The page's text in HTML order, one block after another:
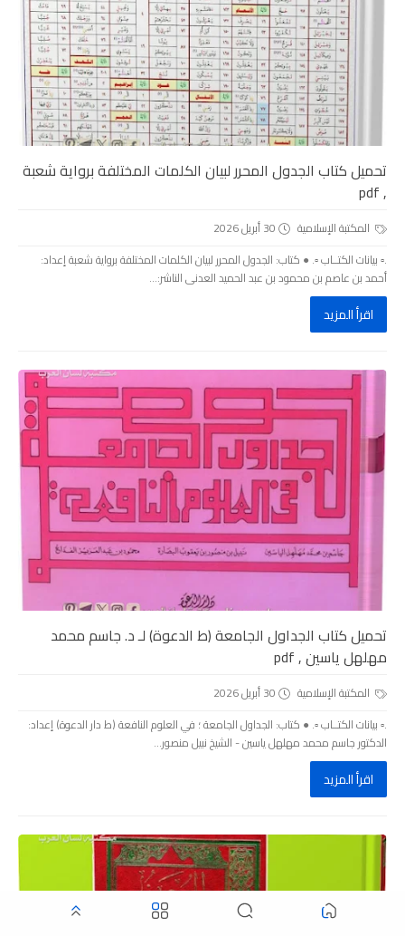
تحميل كتاب الجدول المحرر لبيان الكلمات المختلفة برواية شعبة
, pdf
المكتبة الإسلامية
30 أبريل 2026
.▫️ بيانات الكتــاب ▫️. ● كتاب: الجدول المحرر لبيان الكلمات المختلفة برواية شعبة إعداد:
أحمد بن عاصم بن محمود بن عبد الحميد العدنى الناشر:...
اقرأ المزيد
تحميل كتاب الجداول الجامعة (ط الدعوة) لـ د. جاسم محمد
مهلهل ياسين , pdf
المكتبة الإسلامية
30 أبريل 2026
.▫️ بيانات الكتــاب ▫️. ● كتاب: الجداول الجامعة ؛ في العلوم النافعة (ط دار الدعوة) إعداد:
الدكتور جاسم محمد مهلهل ياسين - الشيخ نبيل منصور...
اقرأ المزيد